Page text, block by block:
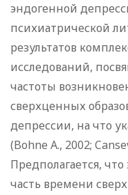
эндогенной
психиатрической
результатов
исследований,
частоты
сверхценных
депрессии, на что
(Bohne A., 2002;
Предполагается,
часть времени